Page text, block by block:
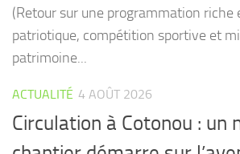
(Retour sur une programmation riche
patriotique, compétition sportive et
patrimoine...
ACTUALITÉ 4 AOÛT 2026
Circulation à Cotonou : un